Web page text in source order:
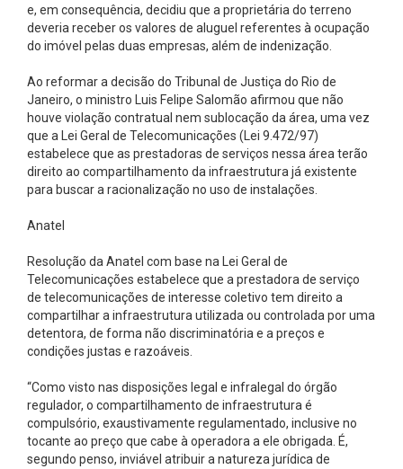
e, em consequência, decidiu que a proprietária do terreno
deveria receber os valores de aluguel referentes à ocupação
do imóvel pelas duas empresas, além de indenização.
Ao reformar a decisão do Tribunal de Justiça do Rio de
Janeiro, o ministro Luis Felipe Salomão afirmou que não
houve violação contratual nem sublocação da área, uma vez
que a Lei Geral de Telecomunicações (Lei 9.472/97)
estabelece que as prestadoras de serviços nessa área terão
direito ao compartilhamento da infraestrutura já existente
para buscar a racionalização no uso de instalações.
Anatel
Resolução da Anatel com base na Lei Geral de
Telecomunicações estabelece que a prestadora de serviço
de telecomunicações de interesse coletivo tem direito a
compartilhar a infraestrutura utilizada ou controlada por uma
detentora, de forma não discriminatória e a preços e
condições justas e razoáveis.
“Como visto nas disposições legal e infralegal do órgão
regulador, o compartilhamento de infraestrutura é
compulsório, exaustivamente regulamentado, inclusive no
tocante ao preço que cabe à operadora a ele obrigada. É,
segundo penso, inviável atribuir a natureza jurídica de